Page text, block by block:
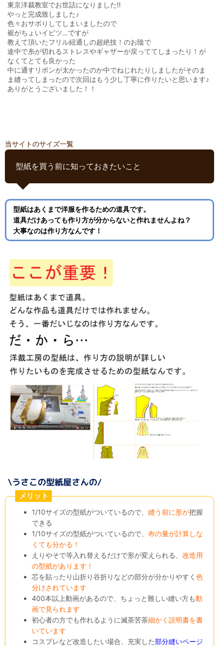
東京洋裁教室でお世話になりました!!
やっと完成致しました♪
色々おサボりしてしまいましたので
裾がちょいイビツ…ですが
教えて頂いたフリル紐通しの超絶技！のお陰で
途中で糸が切れるストレスやギャザーが戻っててしまったり！が
なくてとても良かった
中に通すリボンが太かったのか中でねじれたりしましたがそのま
ま縫ってしまったので次回はもう少し丁寧に作りたいと思います♪
ありがとうございました！！
当サイトのサイズ一覧
型紙を買う前に知っておきたいこと
型紙はあくまで洋服を作るための道具です。
道具だけあっても作り方が分からないと作れませんよね？
大事なのは作り方なんです！
メリット
1/10サイズの型紙がついているので、縫う前に形が把握
できる
1/10サイズの型紙がついているので、布の量が計算しな
くても分かる！
えりやそで等入れ替えるだけで形が変えられる、改造用
の型紙があります！
芯を貼ったり山折り谷折りなどの部分が分かりやすく色
分けされています
400本以上動画があるので、ちょっと難しい縫い方も動
画で見られます
初心者の方でも作れるように滅茶苦茶細かく説明書を書
いています
コスプレなど改造したい場合、充実した部分縫いページ